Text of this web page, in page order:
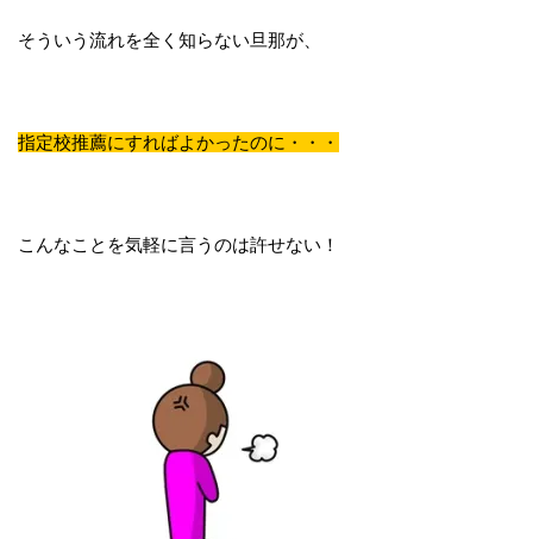
そういう流れを全く知らない旦那が、
指定校推薦にすればよかったのに・・・
こんなことを気軽に言うのは許せない！